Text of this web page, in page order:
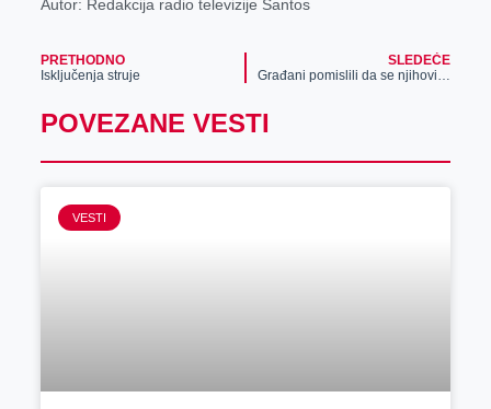
Autor: Redakcija radio televizije Santos
PRETHODNO
Isključenja struje
SLEDEĆE
Građani pomislili da se njihovim parama plaća kockanje, udruženje se žalilo što je dobilo više novca!
POVEZANE VESTI
VESTI